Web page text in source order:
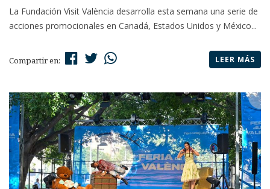
La Fundación Visit València desarrolla esta semana una serie de
acciones promocionales en Canadá, Estados Unidos y México...
Compartir en: LEER MÁS